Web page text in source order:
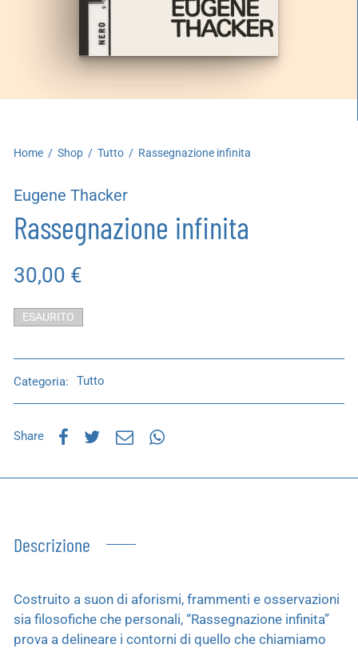
Home / Shop / Tutto / Rassegnazione infinita
Eugene Thacker
Rassegnazione infinita
30,00 €
ESAURITO
Categoria: Tutto
Share
Descrizione
Costruito a suon di aforismi, frammenti e osservazioni
sia filosofiche che personali, “Rassegnazione infinita”
prova a delineare i contorni di quello che chiamiamo